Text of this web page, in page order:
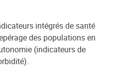
intégrés de santé
des populations en
(indicateurs de